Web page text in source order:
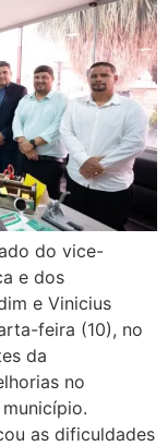
do vice-
e dos
e Vinicius
feira (10), no
da
no
as dificuldades